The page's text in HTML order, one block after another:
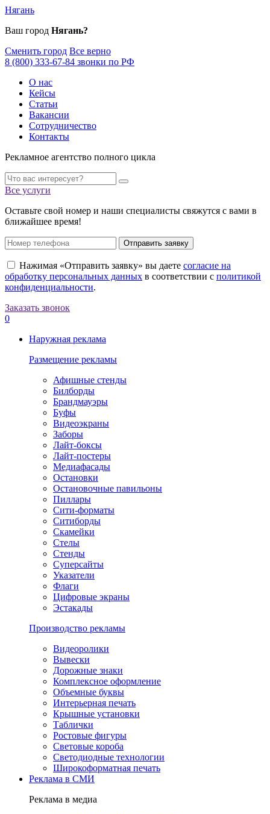
Нягань
Ваш город Нягань?
Сменить город Все верно
8 (800) 333-67-84 звонки по РФ
О нас
Кейсы
Статьи
Вакансии
Сотрудничество
Контакты
Рекламное агентство полного цикла
Все услуги
Оставьте свой номер и наши специалисты свяжутся с вами в
ближайшее время!
Отправить заявку
Нажимая «Отправить заявку» вы даете согласие на
обработку персональных данных в соответствии с политикой
конфиденциальности.
Заказать звонок
0
Наружная реклама
Размещение рекламы
Афишные стенды
Билборды
Брандмауэры
Буфы
Видеоэкраны
Заборы
Лайт-боксы
Лайт-постеры
Медиафасады
Остановки
Остановочные павильоны
Пиллары
Сити-форматы
Ситиборды
Скамейки
Стелы
Стенды
Суперсайты
Указатели
Флаги
Цифровые экраны
Эстакады
Производство рекламы
Видеоролики
Вывески
Дорожные знаки
Комплексное оформление
Объемные буквы
Интерьерная печать
Крышные установки
Таблички
Ростовые фигуры
Световые короба
Светодиодные технологии
Широкоформатная печать
Реклама в СМИ
Реклама в медиа